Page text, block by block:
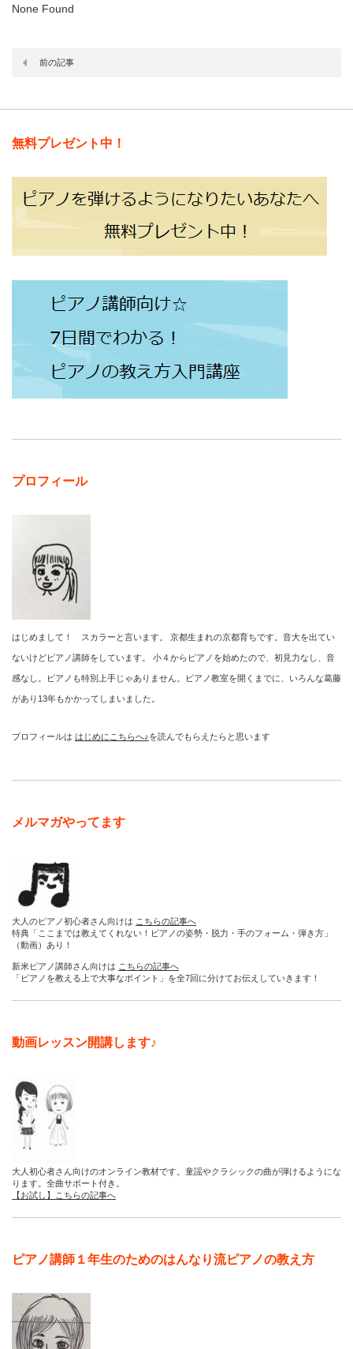
None Found
前の記事
無料プレゼント中！
プロフィール
はじめまして！ スカラーと言います。 京都生まれの京都育ちです。音大を出てい
ないけどピアノ講師をしています。 小４からピアノを始めたので、初見力なし、音
感なし。ピアノも特別上手じゃありません。ピアノ教室を開くまでに、いろんな葛藤
があり13年もかかってしまいました。
プロフィールは はじめにこちらへ♪を読んでもらえたらと思います
メルマガやってます
大人のピアノ初心者さん向けは こちらの記事へ
特典「ここまでは教えてくれない！ピアノの姿勢・脱力・手のフォーム・弾き方」
（動画）あり！
新米ピアノ講師さん向けは こちらの記事へ
「ピアノを教える上で大事なポイント」を全7回に分けてお伝えしていきます！
動画レッスン開講します♪
大人初心者さん向けのオンライン教材です。童謡やクラシックの曲が弾けるようにな
ります。全曲サポート付き。
【お試し】こちらの記事へ
ピアノ講師１年生のためのはんなり流ピアノの教え方